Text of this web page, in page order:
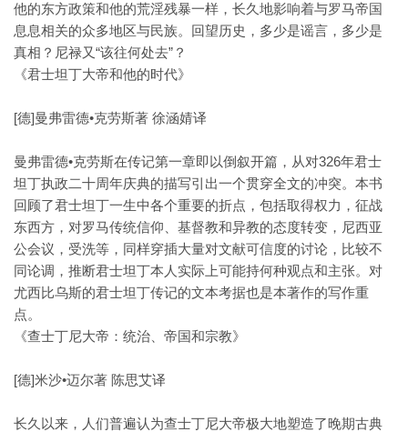
他的东方政策和他的荒淫残暴一样，长久地影响着与罗马帝国
息息相关的众多地区与民族。回望历史，多少是谣言，多少是
真相？尼禄又“该往何处去”？
《君士坦丁大帝和他的时代》
[德]曼弗雷德•克劳斯著 徐涵婧译
曼弗雷德•克劳斯在传记第一章即以倒叙开篇，从对326年君士
坦丁执政二十周年庆典的描写引出一个贯穿全文的冲突。本书
回顾了君士坦丁一生中各个重要的折点，包括取得权力，征战
东西方，对罗马传统信仰、基督教和异教的态度转变，尼西亚
公会议，受洗等，同样穿插大量对文献可信度的讨论，比较不
同论调，推断君士坦丁本人实际上可能持何种观点和主张。对
尤西比乌斯的君士坦丁传记的文本考据也是本著作的写作重
点。
《查士丁尼大帝：统治、帝国和宗教》
[德]米沙•迈尔著 陈思艾译
长久以来，人们普遍认为查士丁尼大帝极大地塑造了晚期古典